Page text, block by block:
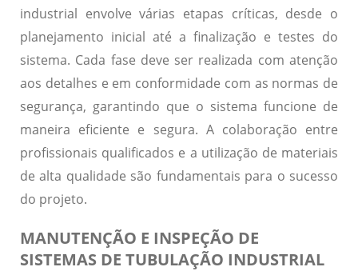
industrial envolve várias etapas críticas, desde o
planejamento inicial até a finalização e testes do
sistema. Cada fase deve ser realizada com atenção
aos detalhes e em conformidade com as normas de
segurança, garantindo que o sistema funcione de
maneira eficiente e segura. A colaboração entre
profissionais qualificados e a utilização de materiais
de alta qualidade são fundamentais para o sucesso
do projeto.
MANUTENÇÃO E INSPEÇÃO DE
SISTEMAS DE TUBULAÇÃO INDUSTRIAL